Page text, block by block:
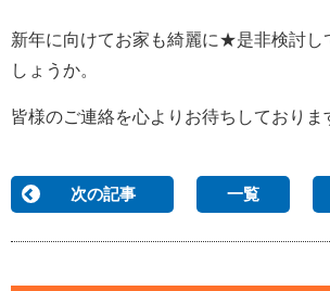
新年に向けてお家も綺麗に★是非検討し
しょうか。
皆様のご連絡を心よりお待ちしておりま
次の記事 一覧